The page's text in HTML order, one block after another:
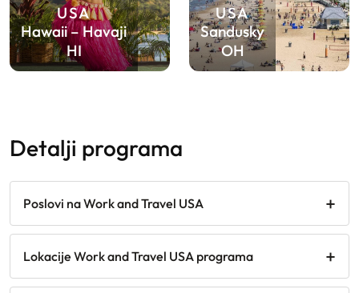
USA
Hawaii – Havaji
HI
USA
Sandusky
OH
detalji programa
Poslovi na Work and Travel USA
Lokacije Work and Travel USA programa